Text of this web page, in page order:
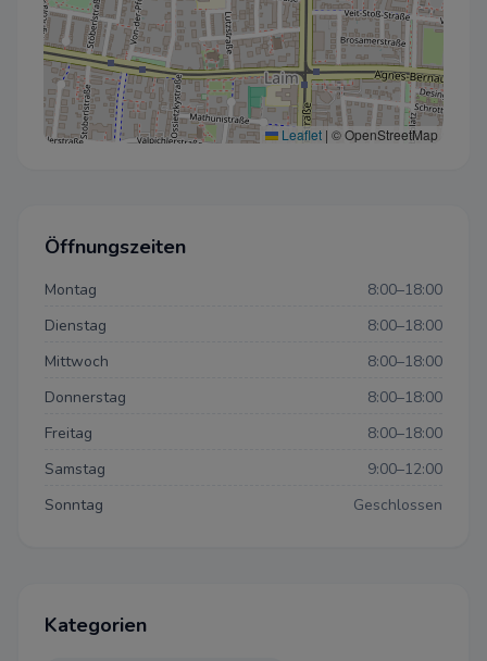
Leaflet | © OpenStreetMap
Öffnungszeiten
Montag
8:00–18:00
Dienstag
8:00–18:00
Mittwoch
8:00–18:00
Donnerstag
8:00–18:00
Freitag
8:00–18:00
Samstag
9:00–12:00
Sonntag
Geschlossen
Kategorien